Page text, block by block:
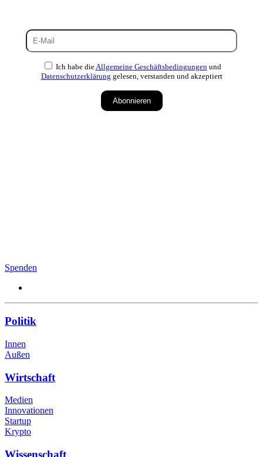
Ich habe die Allgemeine Geschäftsbedingungen und
Datenschutzerklärung gelesen, verstanden und akzeptiert
Abonnieren
Spenden
Politik
Innen
Außen
Wirtschaft
Medien
Innovationen
Startup
Krypto
Wissenschaft